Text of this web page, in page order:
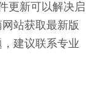
更新可以解决启
站获取最新版
建议联系专业